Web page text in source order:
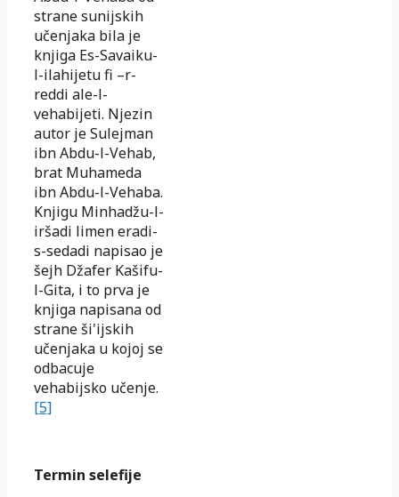
strane sunijskih
učenjaka bila je
knjiga Es-Savaiku-
l-ilahijetu fi –r-
reddi ale-l-
vehabijeti. Njezin
autor je Sulejman
ibn Abdu-l-Vehab,
brat Muhameda
ibn Abdu-l-Vehaba.
Knjigu Minhadžu-l-
iršadi limen eradi-
s-sedadi napisao je
šejh Džafer Kašifu-
l-Gita, i to prva je
knjiga napisana od
strane ši'ijskih
učenjaka u kojoj se
odbacuje
vehabijsko učenje.
[5]
Termin selefije